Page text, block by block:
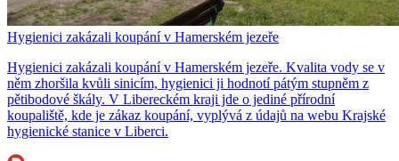
Hygienici zakázali koupání v Hamerském jezeře
Hygienici zakázali koupání v Hamerském jezeře. Kvalita vody se v
něm zhoršila kvůli sinicím, hygienici ji hodnotí pátým stupněm z
pětibodové škály. V Libereckém kraji jde o jediné přírodní
koupaliště, kde je zákaz koupání, vyplývá z údajů na webu Krajské
hygienické stanice v Liberci.